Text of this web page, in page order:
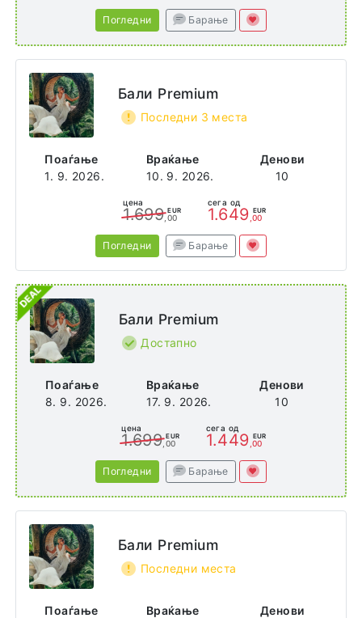
Погледни Барање
Поаѓање
1. 9. 2026.
Враќање
10. 9. 2026.
Денови
10
Бали Premium
Последни 3 места
цена
1.699 EUR
,00
сега од
1.649 EUR
,00
Погледни Барање
Поаѓање
8. 9. 2026.
Враќање
17. 9. 2026.
Денови
10
Бали Premium
Достапно
цена
1.699 EUR
,00
сега од
1.449 EUR
,00
Погледни Барање
Поаѓање Враќање Денови
Бали Premium
Последни места